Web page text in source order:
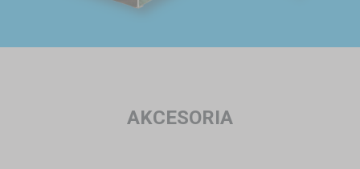
AKCESORIA